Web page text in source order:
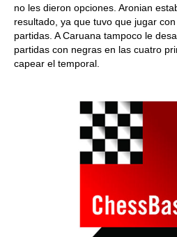
no les dieron opciones. Aronian
resultado, ya que tuvo que jugar
partidas. A Caruana tampoco le
partidas con negras en las cuatro
capear el temporal.